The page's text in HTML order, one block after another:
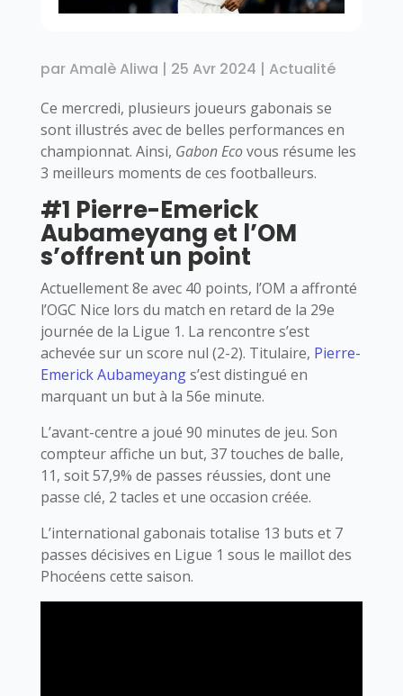
parAmalè Aliwa | 25 Avr 2024 | Actualité
Ce mercredi, plusieurs joueurs gabonais se
sont illustrés avec de belles performances en
championnat. Ainsi, Gabon Ecovous résume les
3 meilleurs moments de ces footballeurs.
#1 Pierre-Emerick
Aubameyang et l’OM
s’offrent un point
Actuellement 8e avec 40 points, l’OM a affronté
l’OGC Nice lors du match en retard de la 29e
journée de la Ligue 1. La rencontre s’est
achevée sur un score nul (2-2). Titulaire, Pierre-
Emerick Aubameyangs’est distingué en
marquant un but à la 56e minute.
L’avant-centre a joué 90 minutes de jeu. Son
compteur affiche un but, 37 touches de balle,
11, soit 57,9% de passes réussies, dont une
passe clé, 2 tacles et une occasion créée.
L’international gabonais totalise 13 buts et 7
passes décisives en Ligue 1 sous le maillot des
Phocéens cette saison.